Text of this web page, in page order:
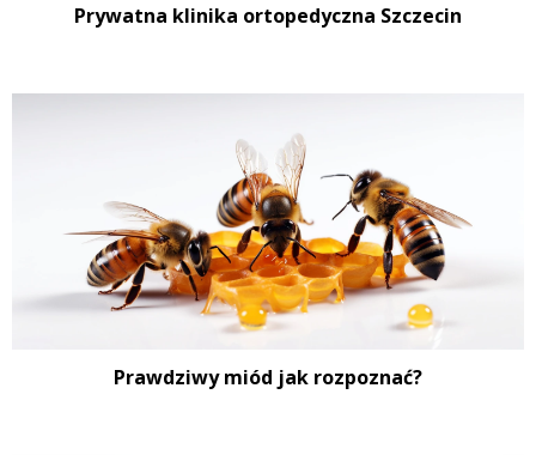
Prywatna klinika ortopedyczna Szczecin
Prawdziwy miód jak rozpoznać?